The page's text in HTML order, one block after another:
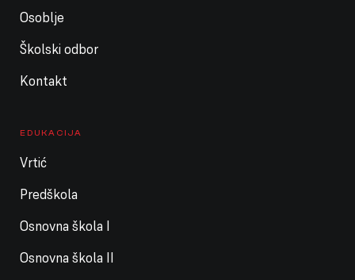
Osoblje
Školski odbor
Kontakt
EDUKACIJA
Vrtić
Predškola
Osnovna škola I
Osnovna škola II